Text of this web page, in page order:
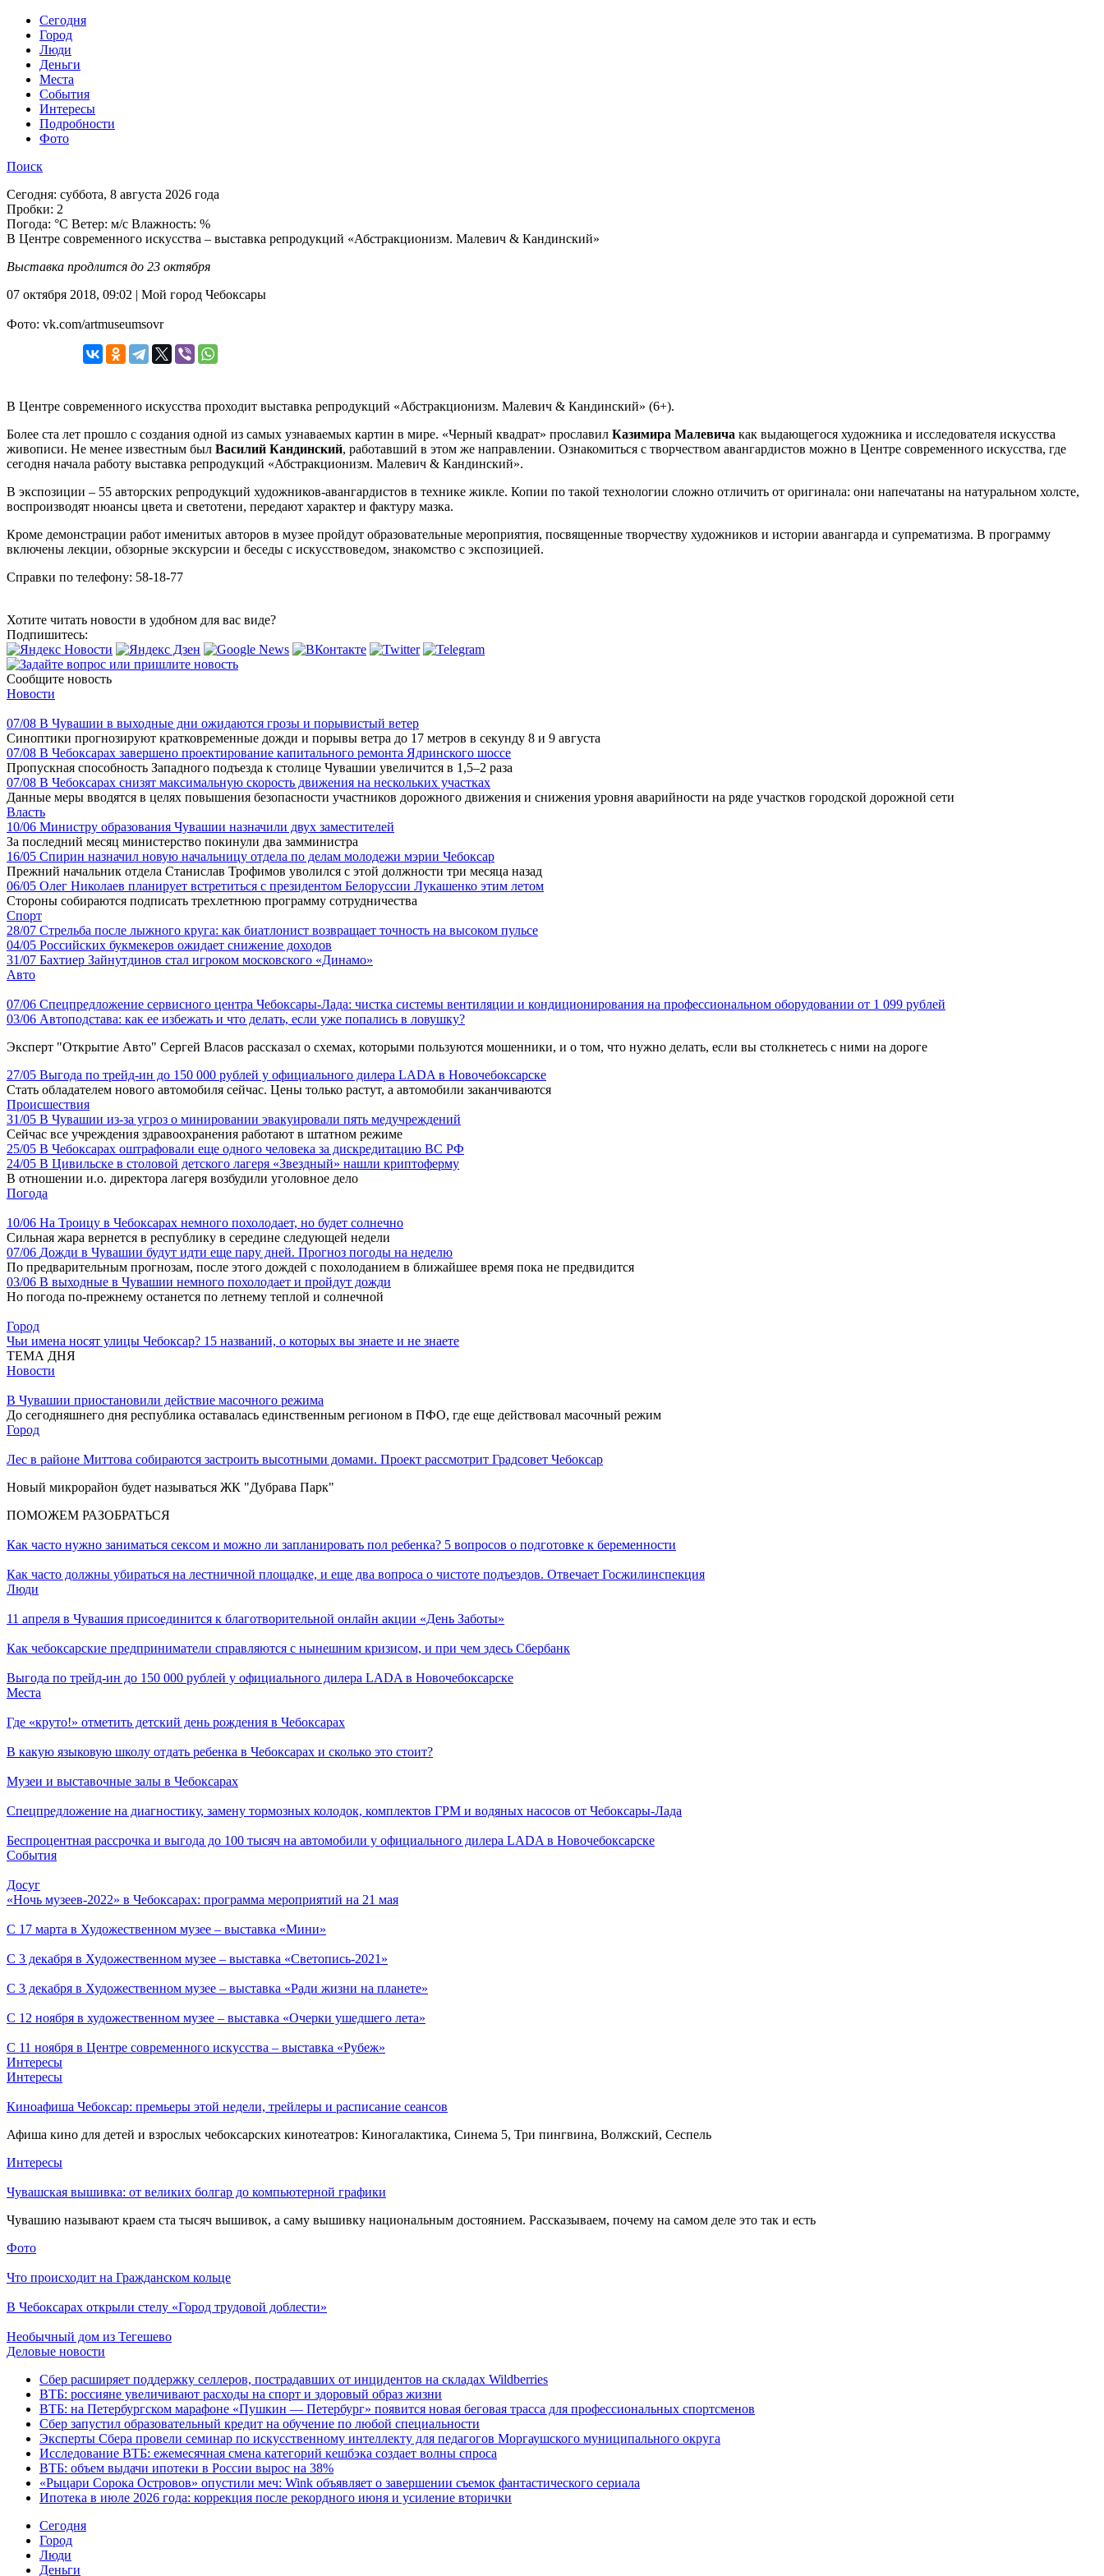
Cегодня
Город
Люди
Деньги
Места
События
Интересы
Подробности
Фото
Поиск
Сегодня: суббота, 8 августа 2026 года
Пробки: 2
Погода: °C Ветер: м/с Влажность: %
В Центре современного искусства – выставка репродукций «Абстракционизм. Малевич & Кандинский»
Выставка продлится до 23 октября
07 октября 2018, 09:02 | Мой город Чебоксары
Фото: vk.com/artmuseumsovr
В Центре современного искусства проходит выставка репродукций «Абстракционизм. Малевич & Кандинский» (6+).
Более ста лет прошло с создания одной из самых узнаваемых картин в мире. «Черный квадрат» прославил Казимира Малевича как выдающегося художника и исследователя искусства
живописи. Не менее известным был Василий Кандинский, работавший в этом же направлении. Ознакомиться с творчеством авангардистов можно в Центре современного искусства, где
сегодня начала работу выставка репродукций «Абстракционизм. Малевич & Кандинский».
В экспозиции – 55 авторских репродукций художников-авангардистов в технике жикле. Копии по такой технологии сложно отличить от оригинала: они напечатаны на натуральном холсте,
воспроизводят нюансы цвета и светотени, передают характер и фактуру мазка.
Кроме демонстрации работ именитых авторов в музее пройдут образовательные мероприятия, посвященные творчеству художников и истории авангарда и супрематизма. В программу
включены лекции, обзорные экскурсии и беседы с искусствоведом, знакомство с экспозицией.
Справки по телефону: 58-18-77
Хотите читать новости в удобном для вас виде?
Подпишитесь:
Сообщите новость
Новости
07/08 В Чувашии в выходные дни ожидаются грозы и порывистый ветер
Синоптики прогнозируют кратковременные дожди и порывы ветра до 17 метров в секунду 8 и 9 августа
07/08 В Чебоксарах завершено проектирование капитального ремонта Ядринского шоссе
Пропускная способность Западного подъезда к столице Чувашии увеличится в 1,5–2 раза
07/08 В Чебоксарах снизят максимальную скорость движения на нескольких участках
Данные меры вводятся в целях повышения безопасности участников дорожного движения и снижения уровня аварийности на ряде участков городской дорожной сети
Власть
10/06 Министру образования Чувашии назначили двух заместителей
За последний месяц министерство покинули два замминистра
16/05 Спирин назначил новую начальницу отдела по делам молодежи мэрии Чебоксар
Прежний начальник отдела Станислав Трофимов уволился с этой должности три месяца назад
06/05 Олег Николаев планирует встретиться с президентом Белоруссии Лукашенко этим летом
Стороны собираются подписать трехлетнюю программу сотрудничества
Спорт
28/07 Стрельба после лыжного круга: как биатлонист возвращает точность на высоком пульсе
04/05 Российских букмекеров ожидает снижение доходов
31/07 Бахтиер Зайнутдинов стал игроком московского «Динамо»
Авто
07/06 Спецпредложение сервисного центра Чебоксары-Лада: чистка системы вентиляции и кондиционирования на профессиональном оборудовании от 1 099 рублей
03/06 Автоподстава: как ее избежать и что делать, если уже попались в ловушку?
Эксперт "Открытие Авто" Сергей Власов рассказал о схемах, которыми пользуются мошенники, и о том, что нужно делать, если вы столкнетесь с ними на дороге
27/05 Выгода по трейд-ин до 150 000 рублей у официального дилера LADA в Новочебоксарске
Стать обладателем нового автомобиля сейчас. Цены только растут, а автомобили заканчиваются
Происшествия
31/05 В Чувашии из-за угроз о минировании эвакуировали пять медучреждений
Сейчас все учреждения здравоохранения работают в штатном режиме
25/05 В Чебоксарах оштрафовали еще одного человека за дискредитацию ВС РФ
24/05 В Цивильске в столовой детского лагеря «Звездный» нашли криптоферму
В отношении и.о. директора лагеря возбудили уголовное дело
Погода
10/06 На Троицу в Чебоксарах немного похолодает, но будет солнечно
Сильная жара вернется в республику в середине следующей недели
07/06 Дожди в Чувашии будут идти еще пару дней. Прогноз погоды на неделю
По предварительным прогнозам, после этого дождей с похолоданием в ближайшее время пока не предвидится
03/06 В выходные в Чувашии немного похолодает и пройдут дожди
Но погода по-прежнему останется по летнему теплой и солнечной
Город
Чьи имена носят улицы Чебоксар? 15 названий, о которых вы знаете и не знаете
ТЕМА ДНЯ
Новости
В Чувашии приостановили действие масочного режима
До сегодняшнего дня республика оставалась единственным регионом в ПФО, где еще действовал масочный режим
Город
Лес в районе Миттова собираются застроить высотными домами. Проект рассмотрит Градсовет Чебоксар
Новый микрорайон будет называться ЖК "Дубрава Парк"
ПОМОЖЕМ РАЗОБРАТЬСЯ
Как часто нужно заниматься сексом и можно ли запланировать пол ребенка? 5 вопросов о подготовке к беременности
Как часто должны убираться на лестничной площадке, и еще два вопроса о чистоте подъездов. Отвечает Госжилинспекция
Люди
11 апреля в Чувашия присоединится к благотворительной онлайн акции «День Заботы»
Как чебоксарские предприниматели справляются с нынешним кризисом, и при чем здесь Сбербанк
Выгода по трейд-ин до 150 000 рублей у официального дилера LADA в Новочебоксарске
Места
Где «круто!» отметить детский день рождения в Чебоксарах
В какую языковую школу отдать ребенка в Чебоксарах и сколько это стоит?
Музеи и выставочные залы в Чебоксарах
Спецпредложение на диагностику, замену тормозных колодок, комплектов ГРМ и водяных насосов от Чебоксары-Лада
Беспроцентная рассрочка и выгода до 100 тысяч на автомобили у официального дилера LADA в Новочебоксарске
События
Досуг
«Ночь музеев-2022» в Чебоксарах: программа мероприятий на 21 мая
С 17 марта в Художественном музее – выставка «Мини»
С 3 декабря в Художественном музее – выставка «Светопись-2021»
С 3 декабря в Художественном музее – выставка «Ради жизни на планете»
С 12 ноября в художественном музее – выставка «Очерки ушедшего лета»
С 11 ноября в Центре современного искусства – выставка «Рубеж»
Интересы
Интересы
Киноафиша Чебоксар: премьеры этой недели, трейлеры и расписание сеансов
Афиша кино для детей и взрослых чебоксарских кинотеатров: Киногалактика, Синема 5, Три пингвина, Волжский, Сеспель
Интересы
Чувашская вышивка: от великих болгар до компьютерной графики
Чувашию называют краем ста тысяч вышивок, а саму вышивку национальным достоянием. Рассказываем, почему на самом деле это так и есть
Фото
Что происходит на Гражданском кольце
В Чебоксарах открыли стелу «Город трудовой доблести»
Необычный дом из Тегешево
Деловые новости
Сбер расширяет поддержку селлеров, пострадавших от инцидентов на складах Wildberries
ВТБ: россияне увеличивают расходы на спорт и здоровый образ жизни
ВТБ: на Петербургском марафоне «Пушкин — Петербург» появится новая беговая трасса для профессиональных спортсменов
Сбер запустил образовательный кредит на обучение по любой специальности
Эксперты Сбера провели семинар по искусственному интеллекту для педагогов Моргаушского муниципального округа
Исследование ВТБ: ежемесячная смена категорий кешбэка создает волны спроса
ВТБ: объем выдачи ипотеки в России вырос на 38%
«Рыцари Сорока Островов» опустили меч: Wink объявляет о завершении съемок фантастического сериала
Ипотека в июле 2026 года: коррекция после рекордного июня и усиление вторички
Cегодня
Город
Люди
Деньги